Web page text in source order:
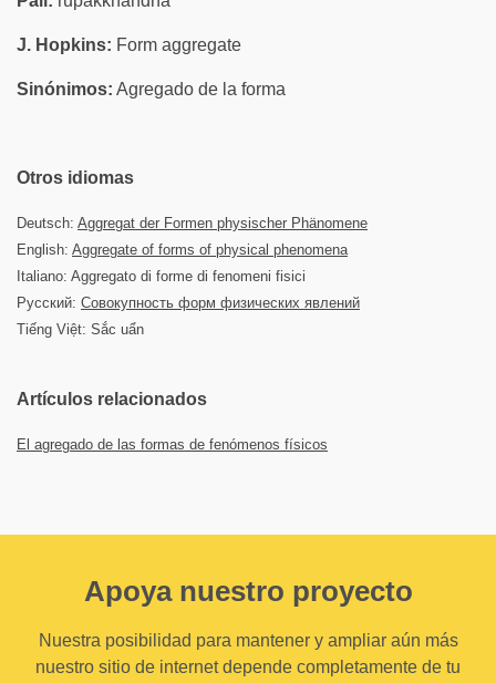
J. Hopkins: Form aggregate
Sinónimos: Agregado de la forma
Otros idiomas
Deutsch: Aggregat der Formen physischer Phänomene
English: Aggregate of forms of physical phenomena
Italiano: Aggregato di forme di fenomeni fisici
Русский: Совокупность форм физических явлений
Tiếng Việt: Sắc uẩn
Artículos relacionados
El agregado de las formas de fenómenos físicos
Apoya nuestro proyecto
Nuestra posibilidad para mantener y ampliar aún más
nuestro sitio de internet depende completamente de tu